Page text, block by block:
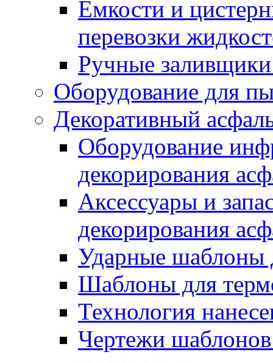
Емкости и
перевозки
Ручные
Оборудование для
Декоративный
Оборудование
декорирования
Аксессуары и
декорирования
Ударные шаблоны
Шаблоны для
Технология
Чертежи шаблонов